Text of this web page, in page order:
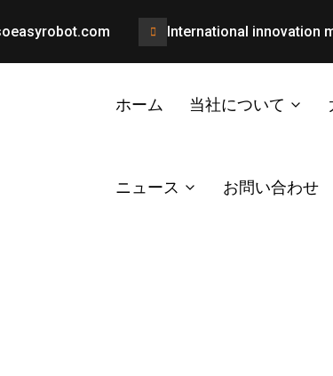
International innovation
ホーム 当社について
ニュース お問い合わせ